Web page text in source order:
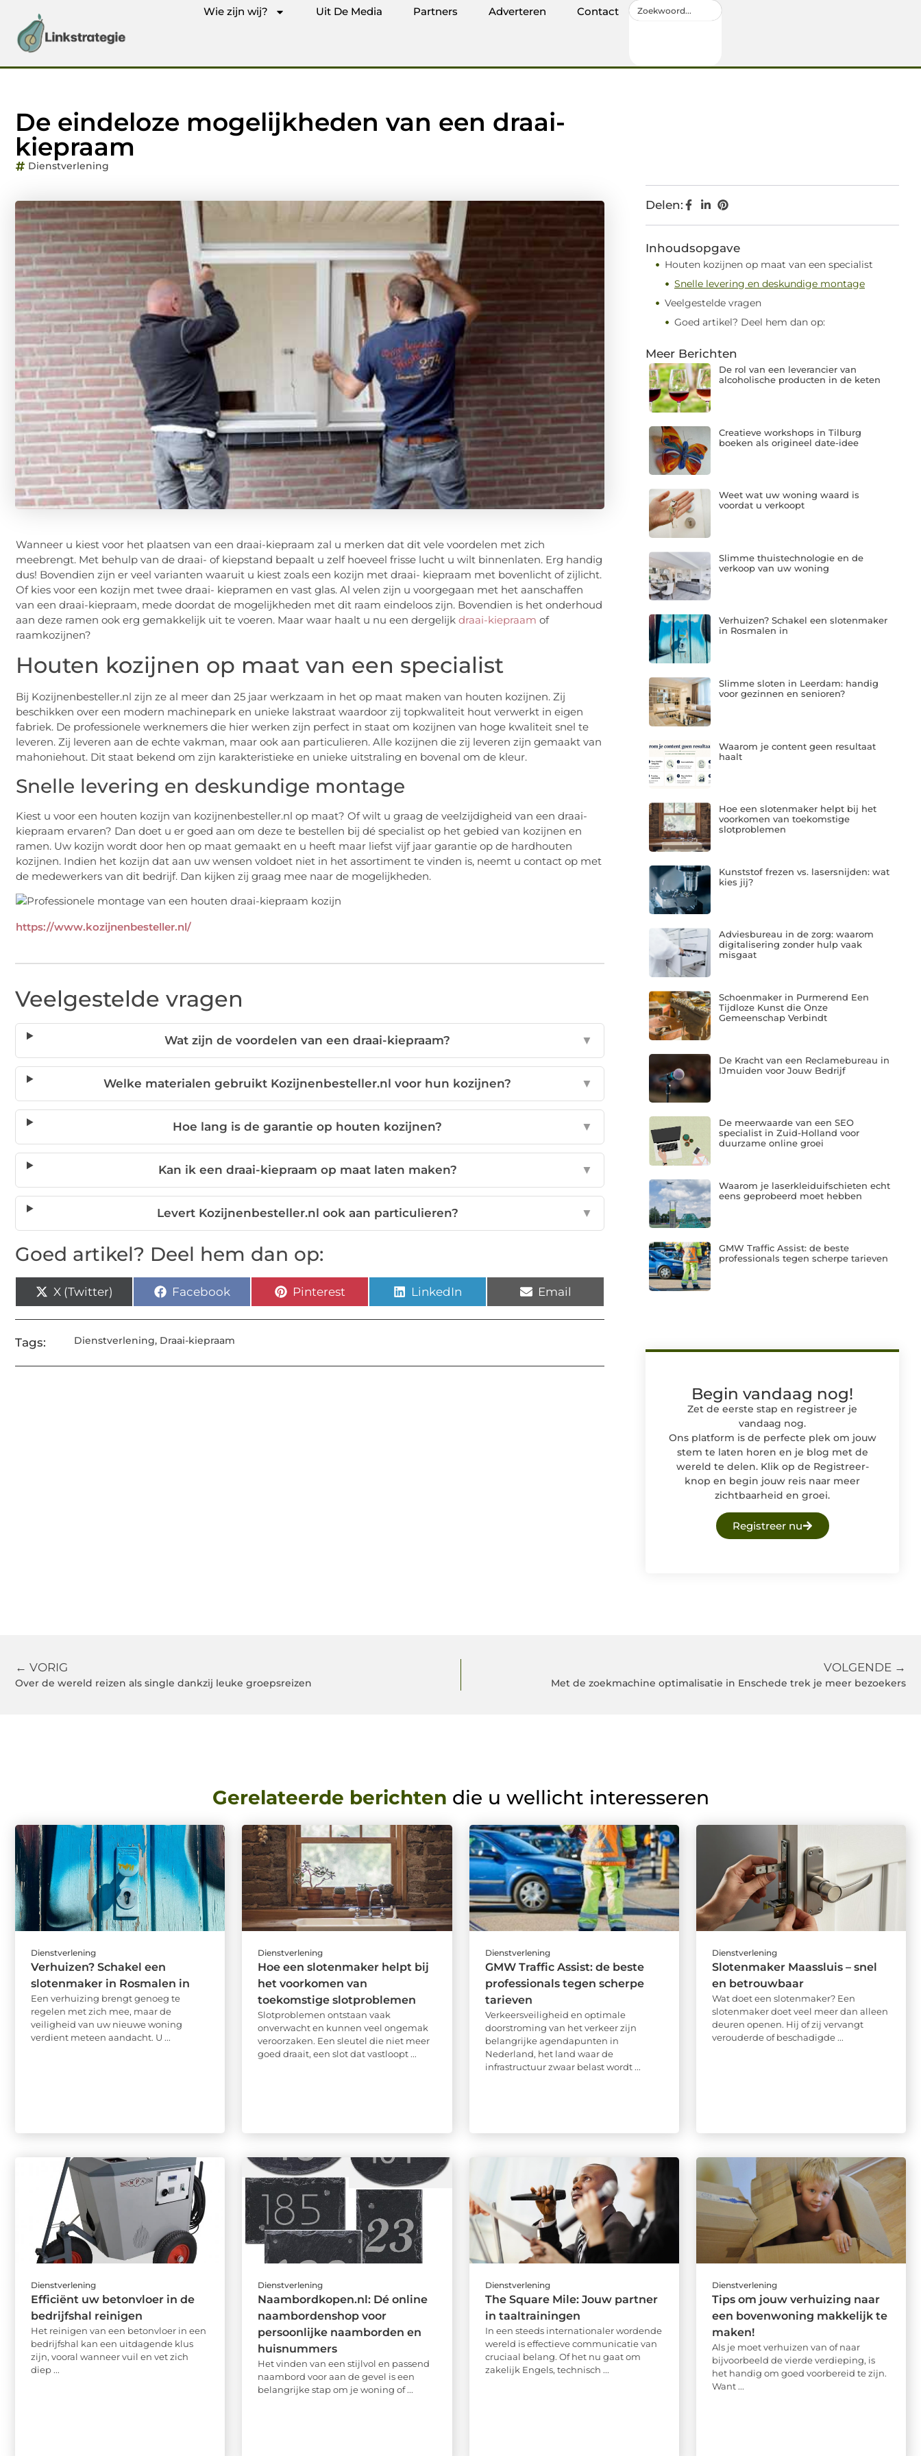
Wie zijn wij? Uit De Media Partners Adverteren Contact
De eindeloze mogelijkheden van een draai-
kiepraam
Dienstverlening
Wanneer u kiest voor het plaatsen van een draai-kiepraam zal u merken dat dit vele voordelen met zich
meebrengt. Met behulp van de draai- of kiepstand bepaalt u zelf hoeveel frisse lucht u wilt binnenlaten. Erg handig
dus! Bovendien zijn er veel varianten waaruit u kiest zoals een kozijn met draai- kiepraam met bovenlicht of zijlicht.
Of kies voor een kozijn met twee draai- kiepramen en vast glas. Al velen zijn u voorgegaan met het aanschaffen
van een draai-kiepraam, mede doordat de mogelijkheden met dit raam eindeloos zijn. Bovendien is het onderhoud
aan deze ramen ook erg gemakkelijk uit te voeren. Maar waar haalt u nu een dergelijk draai-kiepraam of
raamkozijnen?
Houten kozijnen op maat van een specialist
Bij Kozijnenbesteller.nl zijn ze al meer dan 25 jaar werkzaam in het op maat maken van houten kozijnen. Zij
beschikken over een modern machinepark en unieke lakstraat waardoor zij topkwaliteit hout verwerkt in eigen
fabriek. De professionele werknemers die hier werken zijn perfect in staat om kozijnen van hoge kwaliteit snel te
leveren. Zij leveren aan de echte vakman, maar ook aan particulieren. Alle kozijnen die zij leveren zijn gemaakt van
mahoniehout. Dit staat bekend om zijn karakteristieke en unieke uitstraling en bovenal om de kleur.
Snelle levering en deskundige montage
Kiest u voor een houten kozijn van kozijnenbesteller.nl op maat? Of wilt u graag de veelzijdigheid van een draai-
kiepraam ervaren? Dan doet u er goed aan om deze te bestellen bij dé specialist op het gebied van kozijnen en
ramen. Uw kozijn wordt door hen op maat gemaakt en u heeft maar liefst vijf jaar garantie op de hardhouten
kozijnen. Indien het kozijn dat aan uw wensen voldoet niet in het assortiment te vinden is, neemt u contact op met
de medewerkers van dit bedrijf. Dan kijken zij graag mee naar de mogelijkheden.
https://www.kozijnenbesteller.nl/
Veelgestelde vragen
Wat zijn de voordelen van een draai-kiepraam? ▼
Welke materialen gebruikt Kozijnenbesteller.nl voor hun kozijnen? ▼
Hoe lang is de garantie op houten kozijnen? ▼
Kan ik een draai-kiepraam op maat laten maken? ▼
Levert Kozijnenbesteller.nl ook aan particulieren? ▼
Goed artikel? Deel hem dan op:
X (Twitter) Facebook Pinterest LinkedIn Email
Tags: Dienstverlening, Draai-kiepraam
Delen:
Inhoudsopgave
Houten kozijnen op maat van een specialist
Snelle levering en deskundige montage
Veelgestelde vragen
Goed artikel? Deel hem dan op:
Meer Berichten
De rol van een leverancier van
alcoholische producten in de keten
Creatieve workshops in Tilburg
boeken als origineel date-idee
Weet wat uw woning waard is
voordat u verkoopt
Slimme thuistechnologie en de
verkoop van uw woning
Verhuizen? Schakel een slotenmaker
in Rosmalen in
Slimme sloten in Leerdam: handig
voor gezinnen en senioren?
Waarom je content geen resultaat
haalt
Hoe een slotenmaker helpt bij het
voorkomen van toekomstige
slotproblemen
Kunststof frezen vs. lasersnijden: wat
kies jij?
Adviesbureau in de zorg: waarom
digitalisering zonder hulp vaak
misgaat
Schoenmaker in Purmerend Een
Tijdloze Kunst die Onze
Gemeenschap Verbindt
De Kracht van een Reclamebureau in
IJmuiden voor Jouw Bedrijf
De meerwaarde van een SEO
specialist in Zuid-Holland voor
duurzame online groei
Waarom je laserkleiduifschieten echt
eens geprobeerd moet hebben
GMW Traffic Assist: de beste
professionals tegen scherpe tarieven
Begin vandaag nog!
Zet de eerste stap en registreer je
vandaag nog.
Ons platform is de perfecte plek om jouw
stem te laten horen en je blog met de
wereld te delen. Klik op de Registreer-
knop en begin jouw reis naar meer
zichtbaarheid en groei.
Registreer nu
← VORIG
Over de wereld reizen als single dankzij leuke groepsreizen
VOLGENDE →
Met de zoekmachine optimalisatie in Enschede trek je meer bezoekers
Gerelateerde berichten die u wellicht interesseren
Dienstverlening
Verhuizen? Schakel een
slotenmaker in Rosmalen in
Een verhuizing brengt genoeg te
regelen met zich mee, maar de
veiligheid van uw nieuwe woning
verdient meteen aandacht. U ...
Dienstverlening
Hoe een slotenmaker helpt bij
het voorkomen van
toekomstige slotproblemen
Slotproblemen ontstaan vaak
onverwacht en kunnen veel ongemak
veroorzaken. Een sleutel die niet meer
goed draait, een slot dat vastloopt ...
Dienstverlening
GMW Traffic Assist: de beste
professionals tegen scherpe
tarieven
Verkeersveiligheid en optimale
doorstroming van het verkeer zijn
belangrijke agendapunten in
Nederland, het land waar de
infrastructuur zwaar belast wordt ...
Dienstverlening
Slotenmaker Maassluis – snel
en betrouwbaar
Wat doet een slotenmaker? Een
slotenmaker doet veel meer dan alleen
deuren openen. Hij of zij vervangt
verouderde of beschadigde ...
Dienstverlening
Efficiënt uw betonvloer in de
bedrijfshal reinigen
Het reinigen van een betonvloer in een
bedrijfshal kan een uitdagende klus
zijn, vooral wanneer vuil en vet zich
diep ...
Dienstverlening
Naambordkopen.nl: Dé online
naambordenshop voor
persoonlijke naamborden en
huisnummers
Het vinden van een stijlvol en passend
naambord voor aan de gevel is een
belangrijke stap om je woning of ...
Dienstverlening
The Square Mile: Jouw partner
in taaltrainingen
In een steeds internationaler wordende
wereld is effectieve communicatie van
cruciaal belang. Of het nu gaat om
zakelijk Engels, technisch ...
Dienstverlening
Tips om jouw verhuizing naar
een bovenwoning makkelijk te
maken!
Als je moet verhuizen van of naar
bijvoorbeeld de vierde verdieping, is
het handig om goed voorbereid te zijn.
Want ...